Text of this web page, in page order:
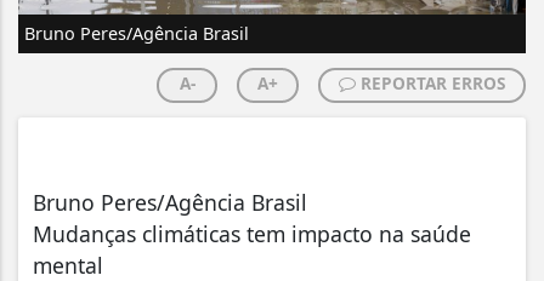
Bruno Peres/Agência Brasil
A- A+ REPORTAR ERROS
Bruno Peres/Agência Brasil
Mudanças climáticas tem impacto na saúde
mental